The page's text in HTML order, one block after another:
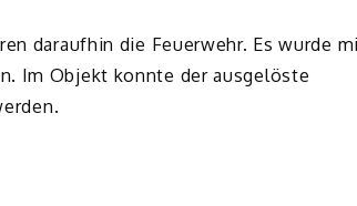
daraufhin die Feuerwehr. Es wurde
Im Objekt konnte der ausgelöste